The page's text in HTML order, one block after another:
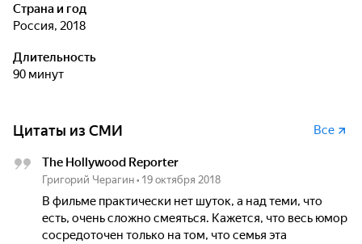
Страна и год
Россия, 2018
Длительность
90 минут
Цитаты из СМИ Все
The Hollywood Reporter
Григорий Черагин • 19 октября 2018
В фильме практически нет шуток, а над теми, что
есть, очень сложно смеяться. Кажется, что весь юмор
сосредоточен только на том, что семья эта